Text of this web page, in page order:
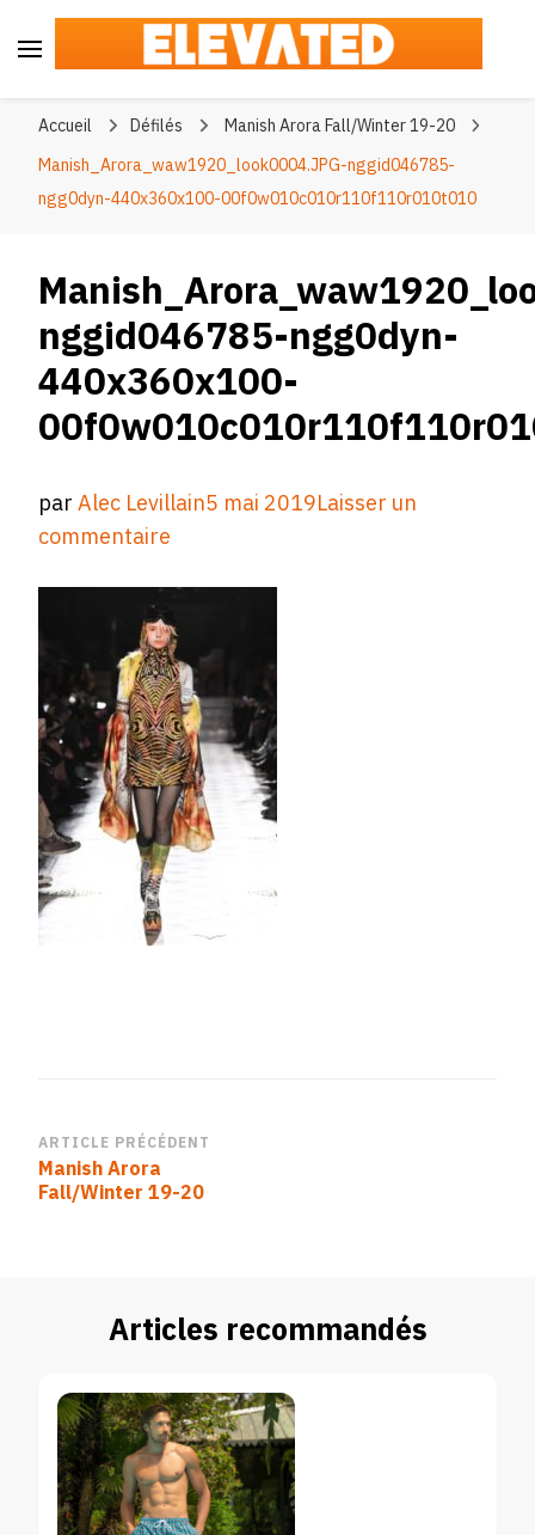
Accueil Défilés
Manish Arora Fall/Winter 19-20
Manish_Arora_waw1920_look0004.JPG-nggid046785-
ngg0dyn-440x360x100-00f0w010c010r110f110r010t010
nggid046785-ngg0dyn-
440x360x100-
parAlec Levillain5 mai 2019Laisser un
commentaire
ngg0dyn-
440x360x100-
00f0w010c010r110f110r010t010
Navigation
d’article
ARTICLE PRÉCÉDENT
Manish Arora
Fall/Winter 19-20
Articles recommandés